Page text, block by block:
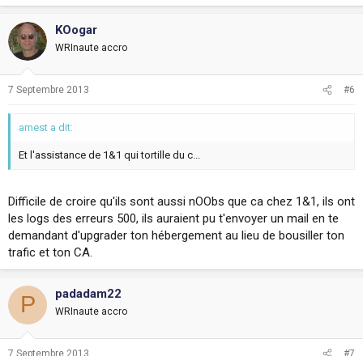
KOogar
WRInaute accro
7 Septembre 2013 #6
amest a dit:
Et l'assistance de 1&1 qui tortille du c...
Difficile de croire qu'ils sont aussi nOObs que ca chez 1&1, ils ont
les logs des erreurs 500, ils auraient pu t'envoyer un mail en te
demandant d'upgrader ton hébergement au lieu de bousiller ton
trafic et ton CA.
P padadam22
WRInaute accro
7 Septembre 2013 #7